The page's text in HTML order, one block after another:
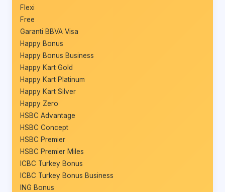
Flexi
Free
Garanti BBVA Visa
Happy Bonus
Happy Bonus Business
Happy Kart Gold
Happy Kart Platinum
Happy Kart Silver
Happy Zero
HSBC Advantage
HSBC Concept
HSBC Premier
HSBC Premier Miles
ICBC Turkey Bonus
ICBC Turkey Bonus Business
ING Bonus